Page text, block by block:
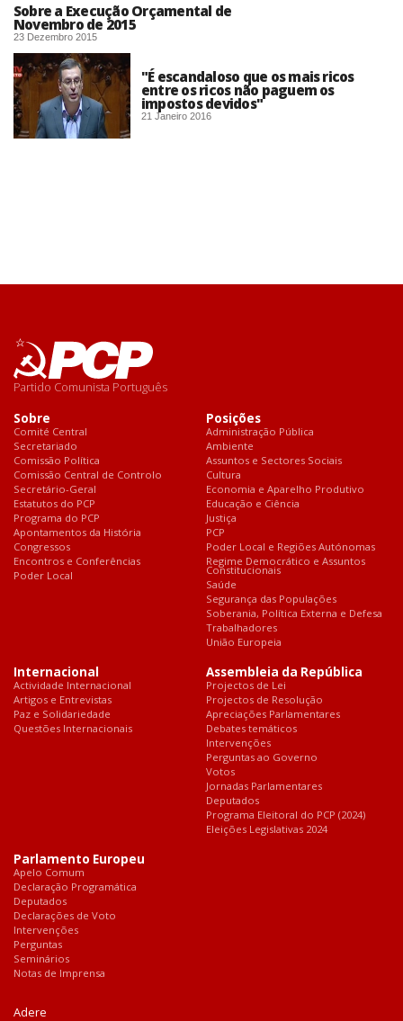
Sobre a Execução Orçamental de
Novembro de 2015
23 Dezembro 2015
"É escandaloso que os mais ricos
entre os ricos não paguem os
impostos devidos"
21 Janeiro 2016
Partido Comunista Português
Sobre
Comité Central
Secretariado
Comissão Política
Comissão Central de Controlo
Secretário-Geral
Estatutos do PCP
Programa do PCP
Apontamentos da História
Congressos
Encontros e Conferências
Poder Local
Posições
Administração Pública
Ambiente
Assuntos e Sectores Sociais
Cultura
Economia e Aparelho Produtivo
Educação e Ciência
Justiça
PCP
Poder Local e Regiões Autónomas
Regime Democrático e Assuntos
Constitucionais
Saúde
Segurança das Populações
Soberania, Política Externa e Defesa
Trabalhadores
União Europeia
Internacional
Actividade Internacional
Artigos e Entrevistas
Paz e Solidariedade
Questões Internacionais
Assembleia da República
Projectos de Lei
Projectos de Resolução
Apreciações Parlamentares
Debates temáticos
Intervenções
Perguntas ao Governo
Votos
Jornadas Parlamentares
Deputados
Programa Eleitoral do PCP (2024)
Eleições Legislativas 2024
Parlamento Europeu
Apelo Comum
Declaração Programática
Deputados
Declarações de Voto
Intervenções
Perguntas
Seminários
Notas de Imprensa
Adere